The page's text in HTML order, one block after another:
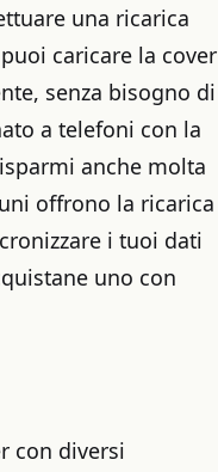
una ricarica
caricare la cover
senza bisogno di
a telefoni con la
anche molta
offrono la ricarica
i tuoi dati
uno con
con diversi